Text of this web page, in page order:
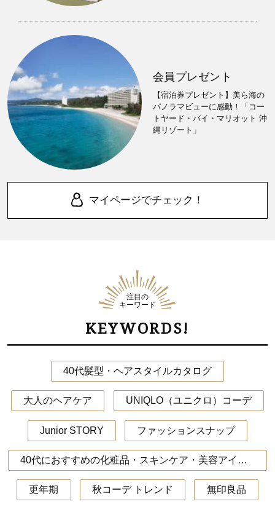
会員プレゼント
【宿泊券プレゼント】美ら海の
パノラマビューに感動！「コー
トヤード・バイ・マリオット 沖
縄リゾート」
マイページでチェック！
注目の
キーワード
KEYWORDS!
40代髪型・ヘアスタイルカタログ
大人のヘアケア UNIQLO（ユニクロ）コーデ
Junior STORY ファッションスナップ
40代におすすめの化粧品・スキンケア・美容アイテム
更年期 秋コーデ トレンド 無印良品